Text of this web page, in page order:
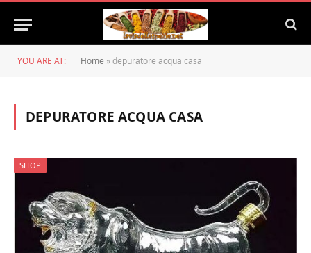
YOU ARE AT: Home »depuratore acqua casa
DEPURATORE ACQUA CASA
SHOP